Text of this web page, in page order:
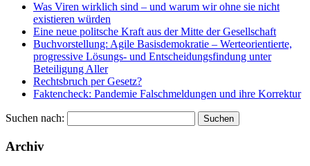
Was Viren wirklich sind – und warum wir ohne sie nicht
existieren würden
Eine neue politsche Kraft aus der Mitte der Gesellschaft
Buchvorstellung: Agile Basisdemokratie – Werteorientierte,
progressive Lösungs- und Entscheidungsfindung unter
Beteiligung Aller
Rechtsbruch per Gesetz?
Faktencheck: Pandemie Falschmeldungen und ihre Korrektur
Suchen nach:
Archiv